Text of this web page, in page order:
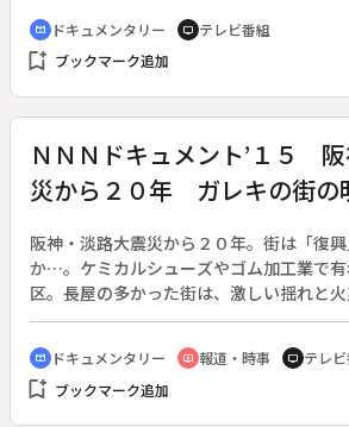
男たちは家々の前に用意された水を屋根に
をする。町人は男たちの後ろを追いながら
抜き取り、屋根に上げ、自宅の火伏せのお
ちがこの行事の身支度をする場所「水か
代々この行事を守ってきたのが菅原家。
りの職人の高齢化など、様々な問題を抱
行事を伝え守ってきた。番組では菅原さん
区の住民や出身者に限られているという事
の兄弟、そして他の地区から五日町にお
上げ、この伝統行事を後世に伝え残そう
cinematic_blur ドキュメンタリー tv テレビ番組
bookmark_add ブックマーク追加
ＮＮＮドキュメント’１５
災から２０年 ガレキの街
阪神・淡路大震災から２０年。街は「復
か…。ケミカルシューズやゴム加工業で
区。長屋の多かった街は、激しい揺れと
受けた。震災から２か月、神戸市は約２
球場の５倍）を対象とした再開発計画を発
たった今、商業スペースは総面積の半分が
機に追い込まれている商店も少なくない。
cinematic_blur ドキュメンタリー ondemand_video 報道・時事 tv テレ
bookmark_add ブックマーク追加